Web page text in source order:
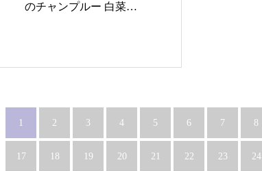
のチャンプルー 白菜と
1 2 3 4 5 6 7 8
17 18 19 20 21 22 23 24